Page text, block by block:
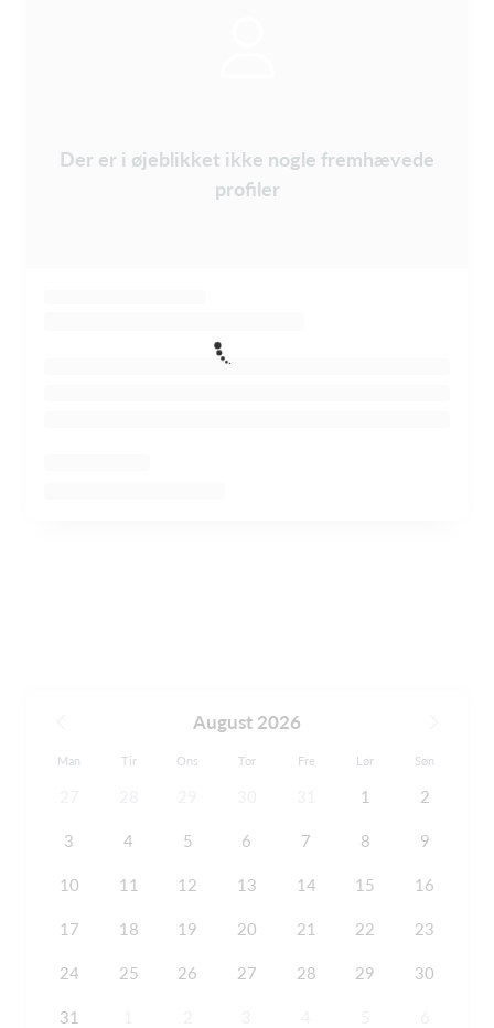
Der er i øjeblikket ikke nogle fremhævede
profiler
August 2026
Man Tir Ons Tor Fre Lør Søn
1 2
3 4 5 6 7 8 9
10 11 12 13 14 15 16
17 18 19 20 21 22 23
24 25 26 27 28 29 30
31